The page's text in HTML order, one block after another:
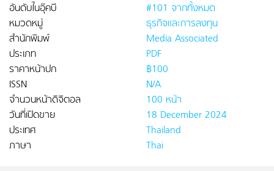
อันดับในอุ๊คบี
#101 จากทั้งหมด
หมวดหมู่
ธุรกิจและการลงทุน
สำนักพิมพ์
Media Associated
ประเภท
PDF
ราคาหน้าปก
฿100
ISSN
N/A
จำนวนหน้าดิจิตอล
100 หน้า
วันที่เปิดขาย
18 December 2024
ประเทศ
Thailand
ภาษา
Thai